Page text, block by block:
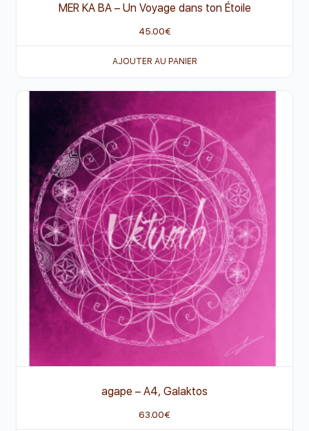
MER KA BA – Un Voyage dans ton Étoile
45.00€
AJOUTER AU PANIER
agape – A4, Galaktos
63.00€